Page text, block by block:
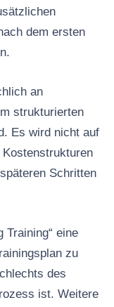
dem ersten
an
strukturierten
Es wird nicht auf
Schritten
Training“ eine
zu
des
ist. Weitere